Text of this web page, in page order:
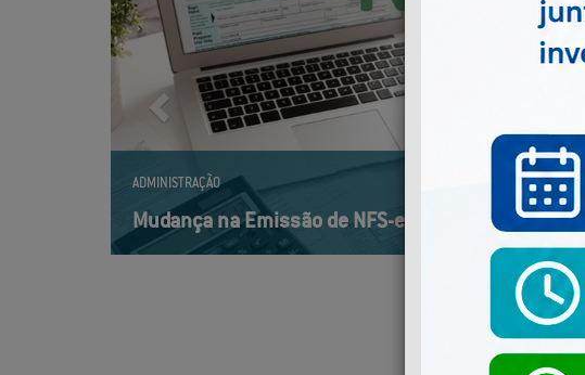
ADMINISTRAÇÃO
Mudança na Emissão de NFS-e